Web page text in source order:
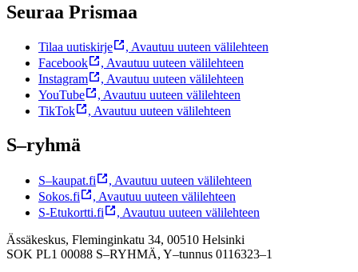
Seuraa Prismaa
Tilaa uutiskirje , Avautuu uuteen välilehteen
Facebook
, Avautuu uuteen välilehteen
Instagram
, Avautuu uuteen välilehteen
YouTube
, Avautuu uuteen välilehteen
TikTok
, Avautuu uuteen välilehteen
S–ryhmä
S–kaupat.fi , Avautuu uuteen välilehteen
Sokos.fi
, Avautuu uuteen välilehteen
S-Etukortti.fi
, Avautuu uuteen välilehteen
Ässäkeskus, Fleminginkatu 34, 00510 Helsinki
SOK PL1 00088 S–RYHMÄ, Y–tunnus 0116323–1